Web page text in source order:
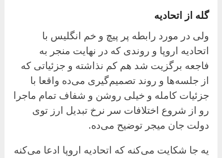
گله از اتحادیه
ولی در مورد رابطه پر پیچ و خم انگلیس با
اتحادیه اروپا و روندی که در نهایت منجر به
فاجعه برگزیت شد هم کم نذاشته و جزئیاتی که
از جلسه‌ها و روند تصمیم‌گیری می‌ده واقعا با
جزئیات کامله و خیلی روشن و شفاف تمام ماجرا
رو از شروع اختلافات سر نرخ تبدیل ارز توی
دولت جان میجر توضیح می‌ده.
یه جا شکایت می‌کنه که اتحادیه اروپا ادعا می‌کنه